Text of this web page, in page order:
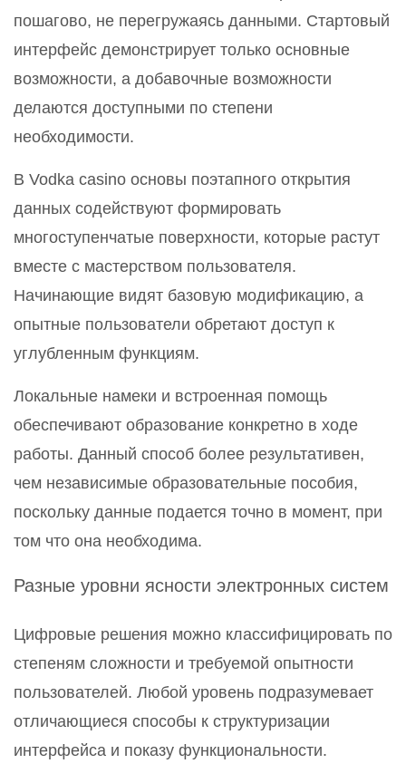
пошагово, не перегружаясь данными. Стартовый
интерфейс демонстрирует только основные
возможности, а добавочные возможности
делаются доступными по степени
необходимости.
В Vodka casino основы поэтапного открытия
данных содействуют формировать
многоступенчатые поверхности, которые растут
вместе с мастерством пользователя.
Начинающие видят базовую модификацию, а
опытные пользователи обретают доступ к
углубленным функциям.
Локальные намеки и встроенная помощь
обеспечивают образование конкретно в ходе
работы. Данный способ более результативен,
чем независимые образовательные пособия,
поскольку данные подается точно в момент, при
том что она необходима.
Разные уровни ясности электронных систем
Цифровые решения можно классифицировать по
степеням сложности и требуемой опытности
пользователей. Любой уровень подразумевает
отличающиеся способы к структуризации
интерфейса и показу функциональности.